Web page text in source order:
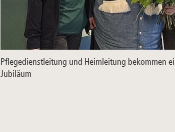
Pflegedienstleitung und Heimleitung bekommen
Jubiläum